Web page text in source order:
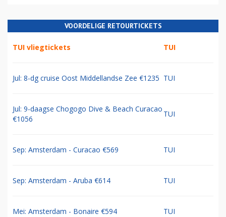
VOORDELIGE RETOURTICKETS
TUI vliegtickets TUI
Jul: 8-dg cruise Oost Middellandse Zee €1235 TUI
Jul: 9-daagse Chogogo Dive & Beach Curacao
€1056
TUI
Sep: Amsterdam - Curacao €569 TUI
Sep: Amsterdam - Aruba €614 TUI
Mei: Amsterdam - Bonaire €594 TUI